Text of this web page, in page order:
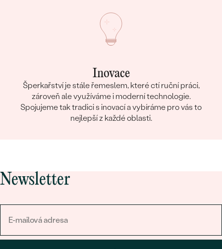
Inovace
Šperkařství je stále řemeslem, které ctí ruční práci,
zároveň ale využíváme i moderní technologie.
Spojujeme tak tradici s inovací a vybíráme pro vás to
nejlepší z každé oblasti.
Newsletter